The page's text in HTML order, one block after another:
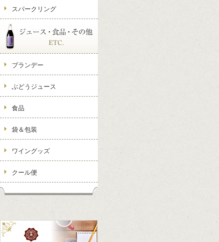
スパークリング
ブランデー
ぶどうジュース
食品
袋＆包装
ワイングッズ
クール便